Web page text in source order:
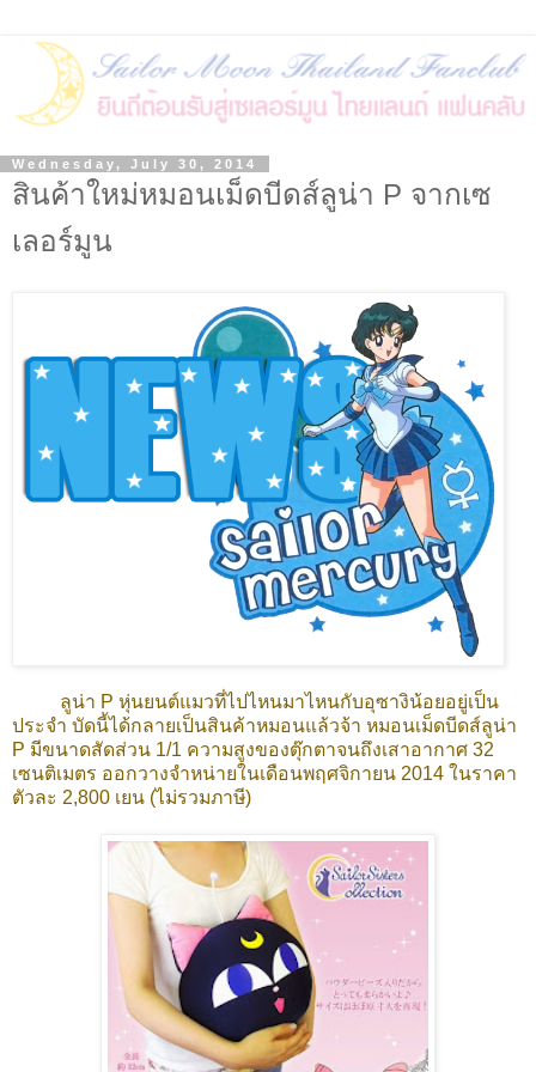
Wednesday, July 30, 2014
สินค้าใหม่หมอนเม็ดบีดส์ลูน่า P จากเซ
เลอร์มูน
ลูน่า P หุ่นยนต์แมวที่ไปไหนมาไหนกับอุซางิน้อยอยู่เป็น
ประจำ บัดนี้ได้กลายเป็นสินค้าหมอนแล้วจ้า หมอนเม็ดบีดส์ลูน่า
P มีขนาดสัดส่วน 1/1 ความสูงของตุ๊กตาจนถึงเสาอากาศ 32
เซนติเมตร ออกวางจำหน่ายในเดือนพฤศจิกายน 2014 ในราคา
ตัวละ 2,800 เยน (ไม่รวมภาษี)